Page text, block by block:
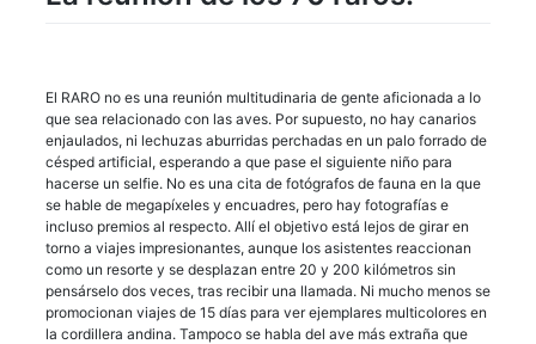
El RARO no es una reunión multitudinaria de gente aficionada a lo
que sea relacionado con las aves. Por supuesto, no hay canarios
enjaulados, ni lechuzas aburridas perchadas en un palo forrado de
césped artificial, esperando a que pase el siguiente niño para
hacerse un selfie. No es una cita de fotógrafos de fauna en la que
se hable de megapíxeles y encuadres, pero hay fotografías e
incluso premios al respecto. Allí el objetivo está lejos de girar en
torno a viajes impresionantes, aunque los asistentes reaccionan
como un resorte y se desplazan entre 20 y 200 kilómetros sin
pensárselo dos veces, tras recibir una llamada. Ni mucho menos se
promocionan viajes de 15 días para ver ejemplares multicolores en
la cordillera andina. Tampoco se habla del ave más extraña que